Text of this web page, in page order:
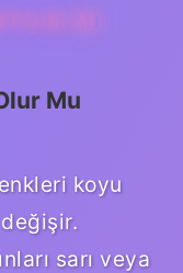
MI
Mu
koyu
sarı veya